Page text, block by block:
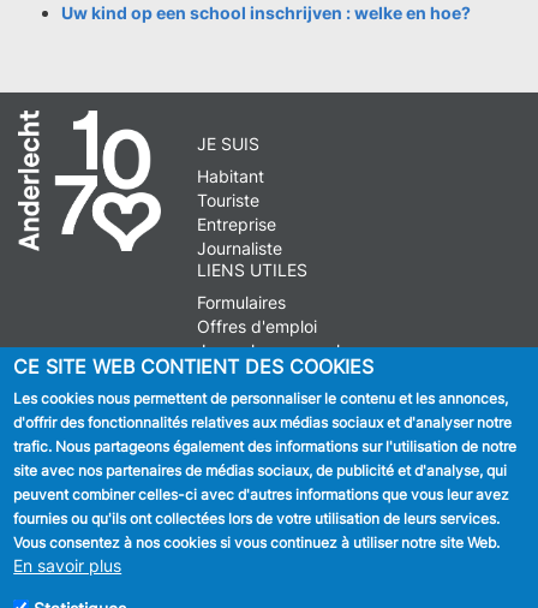
Uw kind op een school inschrijven : welke en hoe?
JE SUIS
Habitant
Touriste
Entreprise
Journaliste
LIENS UTILES
Formulaires
Offres d'emploi
Journal communal
Stationnement
SUIVEZ NOUS
Facebook
Linkedin
CE SITE WEB CONTIENT DES COOKIES
Les cookies nous permettent de personnaliser le contenu et les annonces,
d'offrir des fonctionnalités relatives aux médias sociaux et d'analyser notre
trafic. Nous partageons également des informations sur l'utilisation de notre
site avec nos partenaires de médias sociaux, de publicité et d'analyse, qui
peuvent combiner celles-ci avec d'autres informations que vous leur avez
fournies ou qu'ils ont collectées lors de votre utilisation de leurs services.
Vous consentez à nos cookies si vous continuez à utiliser notre site Web.
En savoir plus